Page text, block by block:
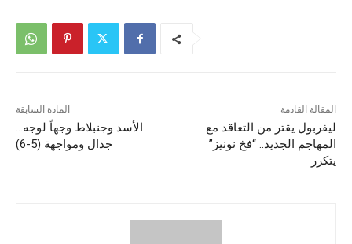
المادة السابقة
الأسد وجنبلاط وجهاً لوجه…
جدال ومواجهة (5-6)
المقالة القادمة
ليفربول يقتر من التعاقد مع
المهاجم الجديد.. “فخ نونيز”
يتكرر